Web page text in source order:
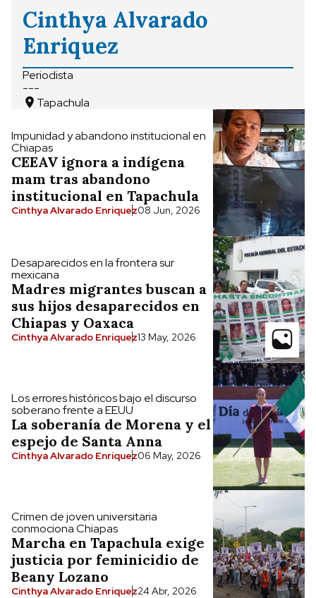
Cinthya Alvarado
Enriquez
Periodista
---
Tapachula
Impunidad y abandono institucional en
Chiapas
CEEAV ignora a indígena
mam tras abandono
institucional en Tapachula
Cinthya Alvarado Enriquez08 Jun, 2026
Desaparecidos en la frontera sur
mexicana
Madres migrantes buscan a
sus hijos desaparecidos en
Chiapas y Oaxaca
Cinthya Alvarado Enriquez13 May, 2026
Los errores históricos bajo el discurso
soberano frente a EEUU
La soberanía de Morena y el
espejo de Santa Anna
Cinthya Alvarado Enriquez06 May, 2026
Crimen de joven universitaria
conmociona Chiapas
Marcha en Tapachula exige
justicia por feminicidio de
Beany Lozano
Cinthya Alvarado Enriquez24 Abr, 2026